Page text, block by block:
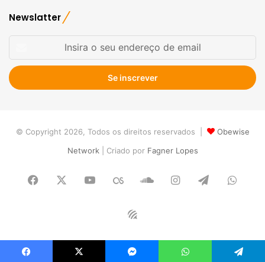
Newslatter
seu
endereço
de
© Copyright 2026, Todos os direitos reservados |
Obewise
Network| Criado porFagner Lopes
Facebook YouTubeLast.FMSoundCloud
Instagram
Telegram
Obewise
Radio